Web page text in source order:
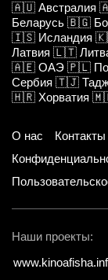
🇦🇺 Австралия
Беларусь 🇧🇬
🇮🇸 Исландия
Латвия 🇱🇹
🇦🇪 ОАЭ 🇵🇱
Сербия 🇹🇯
🇭🇷 Хорватия
О нас Контакты
Наши проекты: